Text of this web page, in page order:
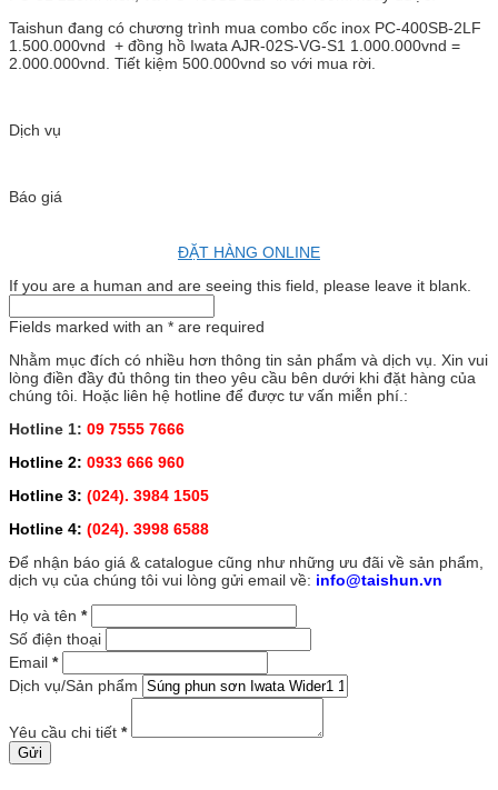
Taishun đang có chương trình mua combo cốc inox PC-400SB-2LF
1.500.000vnd + đồng hồ Iwata AJR-02S-VG-S1 1.000.000vnd =
2.000.000vnd. Tiết kiệm 500.000vnd so với mua rời.
Dịch vụ
Báo giá
ĐẶT HÀNG ONLINE
If you are a human and are seeing this field, please leave it blank.
Fields marked with an * are required
Nhằm mục đích có nhiều hơn thông tin sản phẩm và dịch vụ. Xin vui
lòng điền đầy đủ thông tin theo yêu cầu bên dưới khi đặt hàng của
chúng tôi. Hoặc liên hệ hotline để được tư vấn miễn phí.:
Hotline 1: 09 7555 7666
Hotline 2: 0933 666 960
Hotline 3: (024). 3984 1505
Hotline 4: (024). 3998 6588
Để nhận báo giá & catalogue cũng như những ưu đãi về sản phẩm,
dịch vụ của chúng tôi vui lòng gửi email về: info@taishun.vn
Họ và tên *
Số điện thoại
Email *
Dịch vụ/Sản phẩm
Yêu cầu chi tiết *